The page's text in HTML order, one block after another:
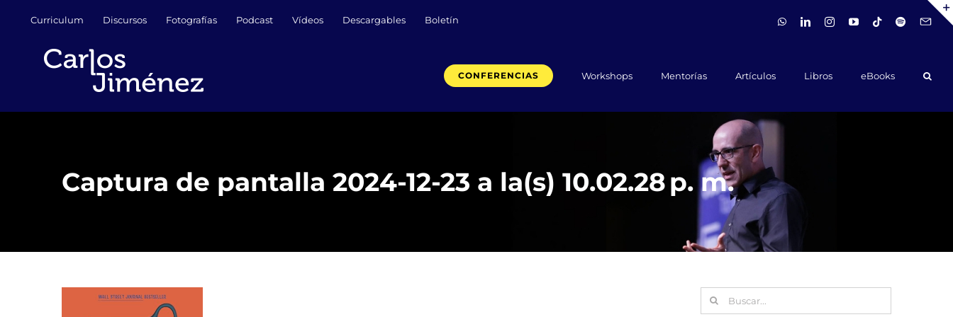
contenido
Curriculum Discursos Fotografías Podcast Vídeos Descargables Boletín WhatsApp
LinkedInInstagramYouTubeTiktokSpotify
CONFERENCIAS Workshops Mentorías Artículos Libros eBooks
Captura de pantalla 2024-12-23 a la(s) 10.02.28 p. m.
Buscar: